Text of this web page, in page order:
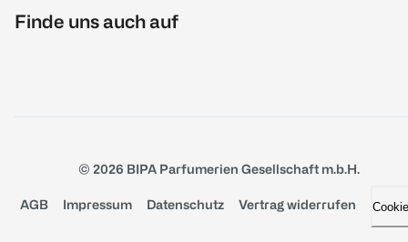
Finde uns auch auf
© 2026 BIPA Parfumerien Gesellschaft m.b.H.
AGB Impressum Datenschutz Vertrag widerrufen